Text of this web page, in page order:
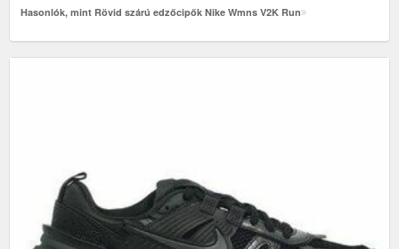
Hasonlók, mint Rövid szárú edzőcipők Nike Wmns V2K Run